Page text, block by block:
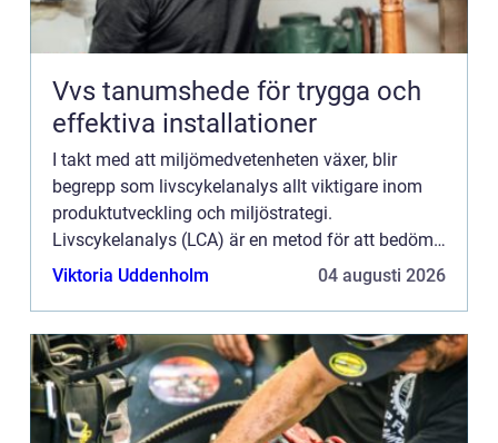
Vvs tanumshede för trygga och
effektiva installationer
I takt med att miljömedvetenheten växer, blir
begrepp som livscykelanalys allt viktigare inom
produktutveckling och miljöstrategi.
Livscykelanalys (LCA) är en metod för att bedöma
de miljömässiga aspekterna och...
Viktoria Uddenholm 04 augusti 2026